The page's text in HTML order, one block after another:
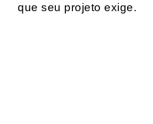
que seu projeto exige.